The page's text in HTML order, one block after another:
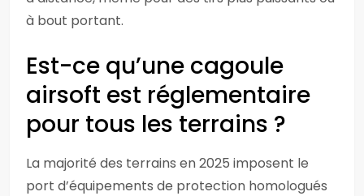
à bout portant.
Est-ce qu’une cagoule
airsoft est réglementaire
pour tous les terrains ?
La majorité des terrains en 2025 imposent le
port d’équipements de protection homologués